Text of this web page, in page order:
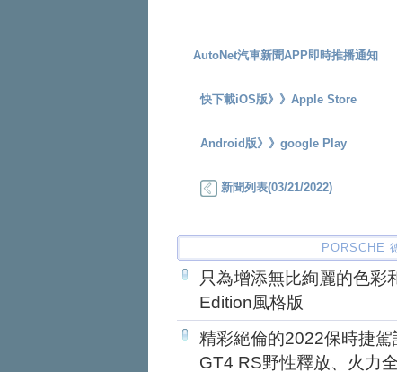
AutoNet汽車新聞APP即時推播通知
快下載iOS版》》 Apple Store
Android版》》 google Play
新聞列表(03/21/2022)
PORSCHE
只為增添無比絢麗的色彩
Edition風格版
精彩絕倫的2022保時捷
GT4 RS野性釋放、火力